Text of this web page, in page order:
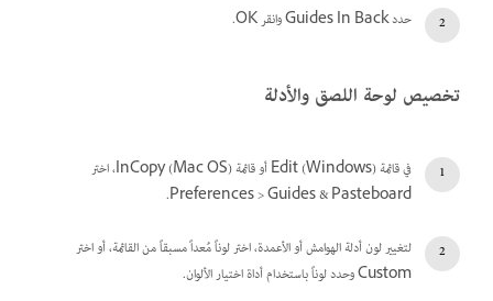
حدد Guides In Back وانقر OK.
تخصيص لوحة اللصق والأدلة
في قائمة Edit (Windows) أو قائمة InCopy (Mac OS)، اختر
Preferences > Guides & Pasteboard.
لتغيير لون أدلة الهوامش أو الأعمدة، اختر لوناً مُعداً مسبقاً من القائمة، أو اختر
Custom وحدد لوناً باستخدام أداة اختيار الألوان.